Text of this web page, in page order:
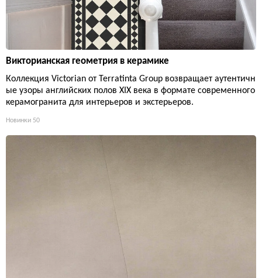
Викторианская геометрия в керамике
Коллекция Victorian от Terratinta Group возвращает аутентичн
ые узоры английских полов XIX века в формате современного
керамогранита для интерьеров и экстерьеров.
Новинки 50